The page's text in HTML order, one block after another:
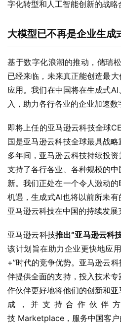
字化转型和人工智能创新的战略
大模型已不再是企业生成
基于数字化浪潮的推动，储瑞
已经来临，未来真正能创造最
应用。我们在中国将在生成式
入，助力各行各业的企业加速数
即将上任的亚马逊云科技全球
国是亚马逊云科技全球最具战
多年间，亚马逊云科技持续投资
支持了各行各业、各种规模的
新。我们正处在一个令人激动
机遇，生成式AI也将以前所未
亚马逊云科技在中国的持续发展
亚马逊云科技推出“亚马逊云科
该计划旨在助力企业更快地应
+”时代的竞争优势。亚马逊云
伴提供全面的支持，投入技术
作伙伴更好地将他们的创新和
成，并支持合作伙伴
技 Marketplace，服务中国客户